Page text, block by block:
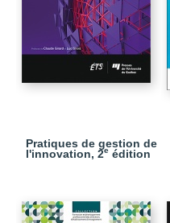
Pratiques de gestion de
l'innovation, 2e édition